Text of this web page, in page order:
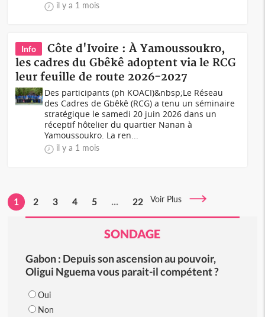
il y a 1 mois
Info
Côte d'Ivoire : À Yamoussoukro,
les cadres du Gbêkê adoptent via le RCG
leur feuille de route 2026-2027
Des participants (ph KOACI)&nbsp;Le Réseau
des Cadres de Gbêkê (RCG) a tenu un séminaire
stratégique le samedi 20 juin 2026 dans un
réceptif hôtelier du quartier Nanan à
Yamoussoukro. La ren...
il y a 1 mois
1 2 3 4 5 ... 22 Voir Plus
SONDAGE
Gabon : Depuis son ascension au pouvoir,
Oligui Nguema vous parait-il compétent ?
Oui
Non